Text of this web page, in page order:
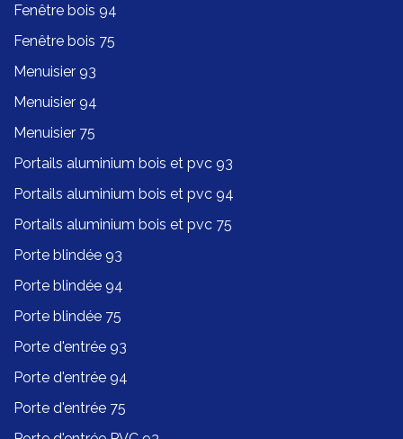
Fenêtre bois 94
Fenêtre bois 75
Menuisier 93
Menuisier 94
Menuisier 75
Portails aluminium bois et pvc 93
Portails aluminium bois et pvc 94
Portails aluminium bois et pvc 75
Porte blindée 93
Porte blindée 94
Porte blindée 75
Porte d'entrée 93
Porte d'entrée 94
Porte d'entrée 75